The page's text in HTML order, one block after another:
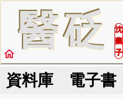
醫砭
沈
藥
子
home
資料庫 電子書